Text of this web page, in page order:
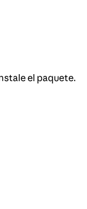
el paquete.